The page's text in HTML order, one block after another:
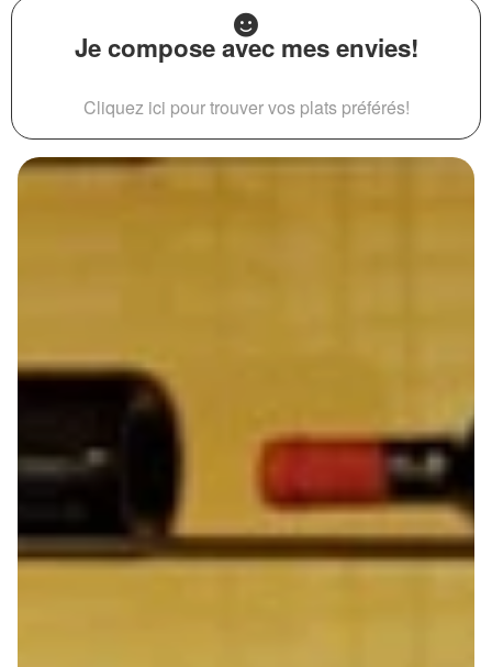
Je compose avec mes envies!
Cliquez ici pour trouver vos plats préférés!